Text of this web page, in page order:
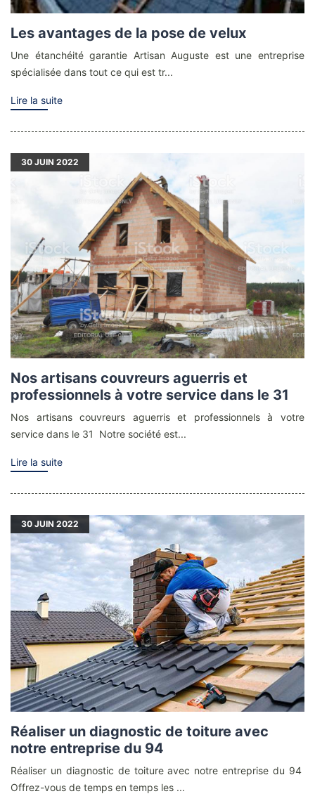
Les avantages de la pose de velux
Une étanchéité garantie Artisan Auguste est une entreprise
spécialisée dans tout ce qui est tr...
Lire la suite
30 JUIN 2022
Nos artisans couvreurs aguerris et
professionnels à votre service dans le 31
Nos artisans couvreurs aguerris et professionnels à votre
service dans le 31 Notre société est...
Lire la suite
30 JUIN 2022
Réaliser un diagnostic de toiture avec
notre entreprise du 94
Réaliser un diagnostic de toiture avec notre entreprise du 94
Offrez-vous de temps en temps les ...